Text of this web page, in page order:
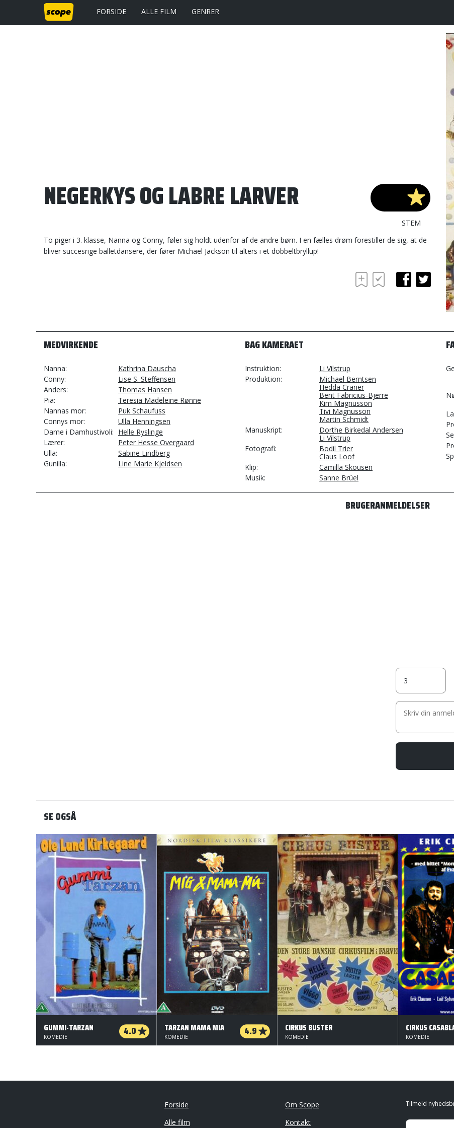
FORSIDE ALLE FILM GENRER
STEM
NEGERKYS OG LABRE LARVER
To piger i 3. klasse, Nanna og Conny, føler sig holdt udenfor af de andre børn. I en fælles drøm forestiller de sig, at de
bliver succesrige balletdansere, der fører Michael Jackson til alters i et dobbeltbryllup!
MEDVIRKENDE
Nanna
Kathrina Dauscha
Conny
Lise S. Steffensen
Anders
Thomas Hansen
Pia
Teresia Madeleine Rønne
Nannas mor
Puk Schaufuss
Connys mor
Ulla Henningsen
Dame i Damhustivoli
Helle Ryslinge
Lærer
Peter Hesse Overgaard
Ulla
Sabine Lindberg
Gunilla
Line Marie Kjeldsen
BAG KAMERAET
Instruktion
Li Vilstrup
Produktion
Michael Berntsen
Hedda Craner
Bent Fabricius-Bjerre
Kim Magnusson
Tivi Magnusson
Martin Schmidt
Manuskript
Dorthe Birkedal Andersen
Li Vilstrup
Fotografi
Bodil Trier
Claus Loof
Klip
Camilla Skousen
Musik
Sanne Brüel
BRUGERANMELDELSER
SE OGSÅ
GUMMI-TARZAN 4.0
KOMEDIE
TARZAN MAMA MIA 4.9
KOMEDIE
CIRKUS BUSTER
KOMEDIE
CIRKUS
KOMEDIE
Forside
Alle film
Om Scope
Kontakt
Tilmeld